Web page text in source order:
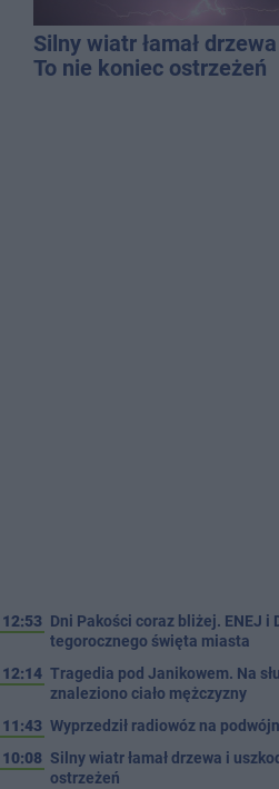
Silny wiatr łamał
To nie koniec ostrzeżeń
12:53 Dni Pakości coraz bliżej. ENEJ i
tegorocznego święta miasta
12:14 Tragedia pod Janikowem. Na
znaleziono ciało mężczyzny
11:43 Wyprzedził radiowóz na
10:08 Silny wiatr łamał drzewa i
ostrzeżeń